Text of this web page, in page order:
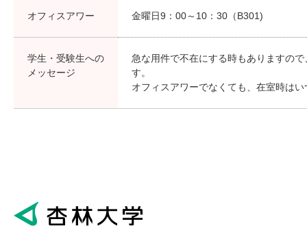
オフィスアワー 金曜日9：00～10：30（B301)
学生・受験生への
メッセージ
急な用件で不在にする時もありますの
す。
オフィスアワーでなくても、在室時は